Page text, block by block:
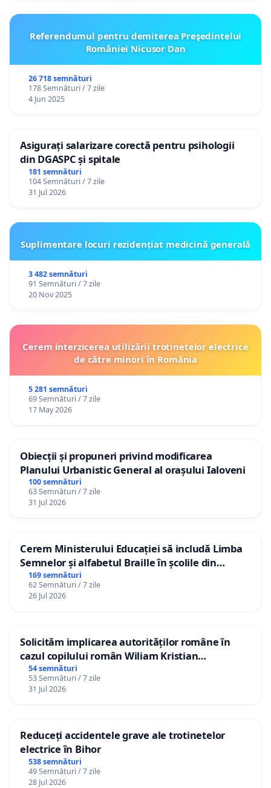
Referendumul pentru demiterea Preşedintelui
României Nicusor Dan
26 718 semnături
178 Semnături / 7 zile
4 Jun 2025
Asigurați salarizare corectă pentru psihologii
din DGASPC și spitale
181 semnături
104 Semnături / 7 zile
31 Jul 2026
Suplimentare locuri rezidențiat medicină generală
3 482 semnături
91 Semnături / 7 zile
20 Nov 2025
Cerem interzicerea utilizării trotinetelor electrice
de către minori în România
5 281 semnături
69 Semnături / 7 zile
17 May 2026
Obiecții și propuneri privind modificarea
Planului Urbanistic General al orașului Ialoveni
100 semnături
63 Semnături / 7 zile
31 Jul 2026
Cerem Ministerului Educației să includă Limba
Semnelor și alfabetul Braille în școlile din
Republica Moldova!
169 semnături
62 Semnături / 7 zile
26 Jul 2026
Solicităm implicarea autorităților române în
cazul copilului român Wiliam Kristian
Gheorghe, aflat în plasament în Danemarca de
12 ani
54 semnături
53 Semnături / 7 zile
31 Jul 2026
Reduceți accidentele grave ale trotinetelor
electrice în Bihor
538 semnături
49 Semnături / 7 zile
28 Jul 2026